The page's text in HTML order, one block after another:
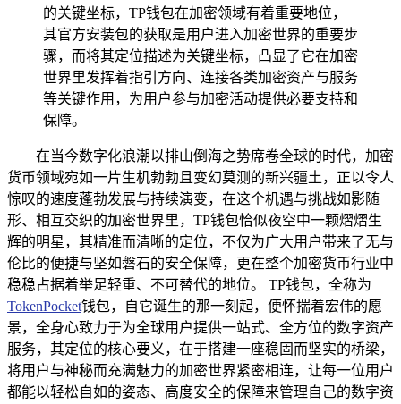
的关键坐标，TP钱包在加密领域有着重要地位，
其官方安装包的获取是用户进入加密世界的重要步
骤，而将其定位描述为关键坐标，凸显了它在加密
世界里发挥着指引方向、连接各类加密资产与服务
等关键作用，为用户参与加密活动提供必要支持和
保障。
在当今数字化浪潮以排山倒海之势席卷全球的时代，加密
货币领域宛如一片生机勃勃且变幻莫测的新兴疆土，正以令人
惊叹的速度蓬勃发展与持续演变，在这个机遇与挑战如影随
形、相互交织的加密世界里，TP钱包恰似夜空中一颗熠熠生
辉的明星，其精准而清晰的定位，不仅为广大用户带来了无与
伦比的便捷与坚如磐石的安全保障，更在整个加密货币行业中
稳稳占据着举足轻重、不可替代的地位。 TP钱包，全称为
TokenPocket钱包，自它诞生的那一刻起，便怀揣着宏伟的愿
景，全身心致力于为全球用户提供一站式、全方位的数字资产
服务，其定位的核心要义，在于搭建一座稳固而坚实的桥梁，
将用户与神秘而充满魅力的加密世界紧密相连，让每一位用户
都能以轻松自如的姿态、高度安全的保障来管理自己的数字资